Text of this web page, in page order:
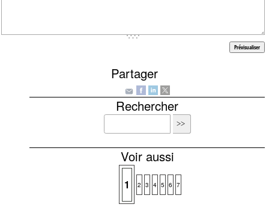
Partager
Rechercher
Voir aussi
1 2 3 4 5 6 7